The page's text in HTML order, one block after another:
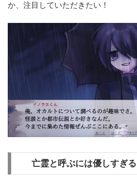
か、注目していただきたい！
亡霊と呼ぶには優しすぎ